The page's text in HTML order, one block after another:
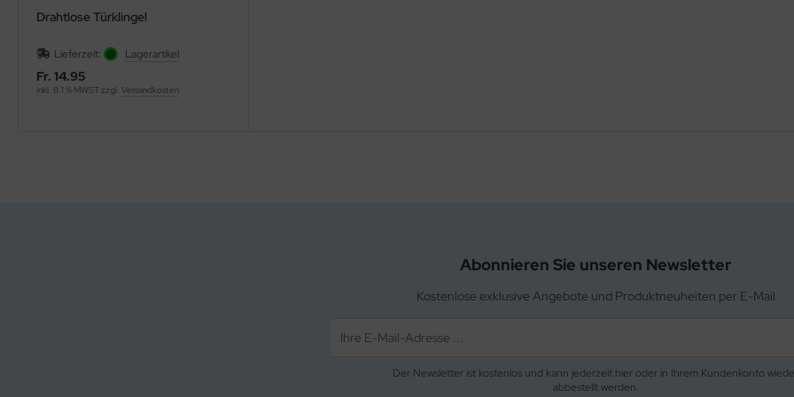
Drahtlose Türklingel
Lieferzeit: Lagerartikel
Fr. 14.95
inkl. 8.1 % MWST zzgl. Versandkosten
Abonnieren Sie unseren Newsletter
Kostenlose exklusive Angebote und Produktneuheiten per E-Mail
Der Newsletter ist kostenlos und kann jederzeit hier oder in Ihrem Kundenkonto
abbestellt werden.